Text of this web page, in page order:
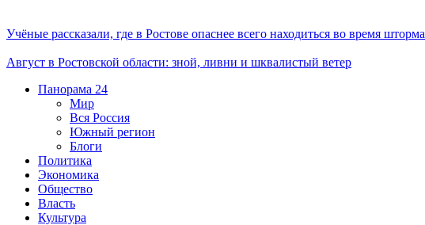
Учёные рассказали, где в Ростове опаснее всего находиться во время шторма
Август в Ростовской области: зной, ливни и шквалистый ветер
Панорама 24
Мир
Вся Россия
Южный регион
Блоги
Политика
Экономика
Общество
Власть
Культура